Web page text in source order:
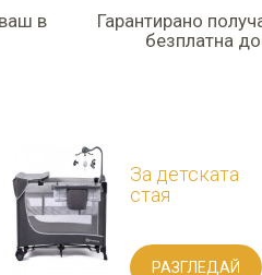
в
Гарантирано
безплатна
За детската
стая
РАЗГЛЕДАЙ